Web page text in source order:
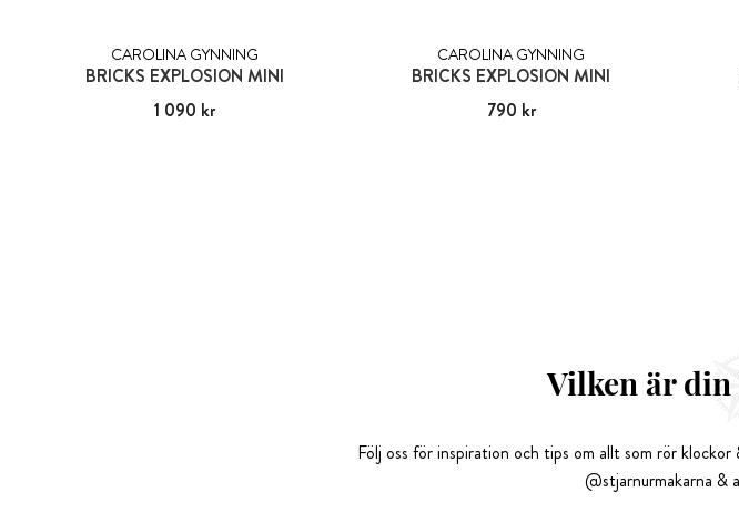
CAROLINA GYNNING
BRICKS EXPLOSION MINI
Pris :1 090 kr
1 090 kr
CAROLINA GYNNING
BRICKS EXPLOSION MINI
Pris:790 kr
790 kr
Vilken är
Följ oss för inspiration och tips om allt som rör
@stjarnurmakarna &